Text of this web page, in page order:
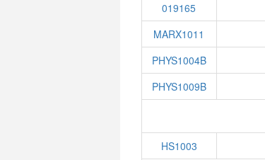
019165
MARX1011
PHYS1004B
PHYS1009B
HS1003